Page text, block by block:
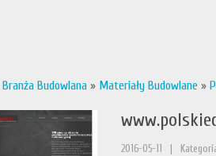
Branża Budowlana » Materiały Budowlane »
2016-05-11